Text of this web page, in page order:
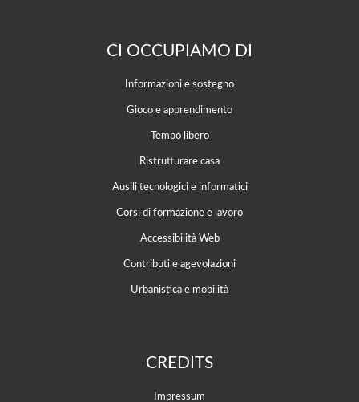
CI OCCUPIAMO DI
Informazioni e sostegno
Gioco e apprendimento
Tempo libero
Ristrutturare casa
Ausili tecnologici e informatici
Corsi di formazione e lavoro
Accessibilità Web
Contributi e agevolazioni
Urbanistica e mobilità
CREDITS
Impressum